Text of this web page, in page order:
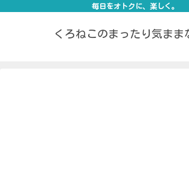
毎日をオトクに、楽しく。
くろねこのまったり気まま